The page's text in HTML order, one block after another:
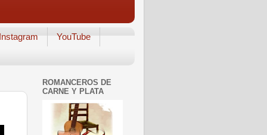
YouTube
ROMANCEROS DE
CARNE Y PLATA